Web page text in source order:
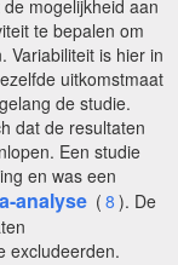
mogelijkheid aan
te bepalen om
Variabiliteit is hier in
uitkomstmaat
de studie.
dat de resultaten
Een studie
en was een
analyse ( 8 ). De
excludeerden.